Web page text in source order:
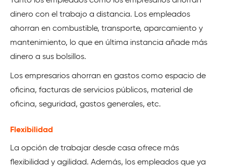
dinero con el trabajo a distancia. Los empleados
ahorran en combustible, transporte, aparcamiento y
mantenimiento, lo que en última instancia añade más
dinero a sus bolsillos.
Los empresarios ahorran en gastos como espacio de
oficina, facturas de servicios públicos, material de
oficina, seguridad, gastos generales, etc.
Flexibilidad
La opción de trabajar desde casa ofrece más
flexibilidad y agilidad. Además, los empleados que ya